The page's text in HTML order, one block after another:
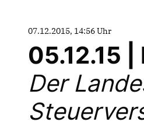
07.12.2015, 14:56 Uhr
05.12.15 |
Der